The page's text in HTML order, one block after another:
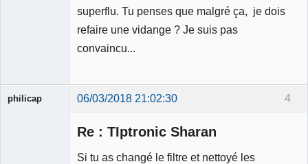
superflu. Tu penses que malgré ça, je dois
refaire une vidange ? Je suis pas
convaincu...
4
philicap 06/03/2018 21:02:30
Re : TIptronic Sharan
Si tu as changé le filtre et nettoyé les